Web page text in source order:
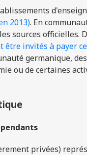
2013). En
sources officielles.
être invités à payer
germanique, des
ou de certaines
privées)